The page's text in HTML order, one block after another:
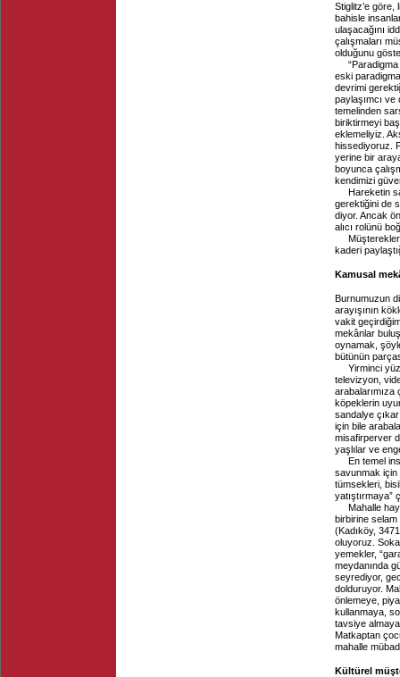
Stiglitz’e göre,
bahisle
ulaşacağını
çalışmaları
olduğunu
eski
devrimi
paylaşımcı
temelinden
biriktirmeyi
eklemeliyiz.
hissediyoruz.
yerine bir
boyunca
kendimizi
Hareketin
gerektiğini de
diyor. Ancak
alıcı rolünü
kaderi
Kamusal
Burnumuzun
arayışının
vakit
mekânlar
oynamak,
bütünün
Yirminci
televizyon,
köpeklerin
sandalye
için bile
misafirperver
yaşlılar ve
En temel
savunmak için
tümsekleri,
yatıştırmaya”
Mahalle
birbirine selam
(Kadıköy,
oluyoruz.
yemekler,
meydanında
seyrediyor,
dolduruyor.
önlemeye,
kullanmaya,
tavsiye
Matkaptan
mahalle
Kültürel